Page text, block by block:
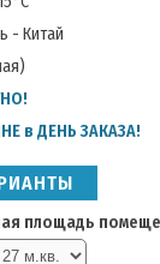
- Китай
в ДЕНЬ ЗАКАЗА!
площадь